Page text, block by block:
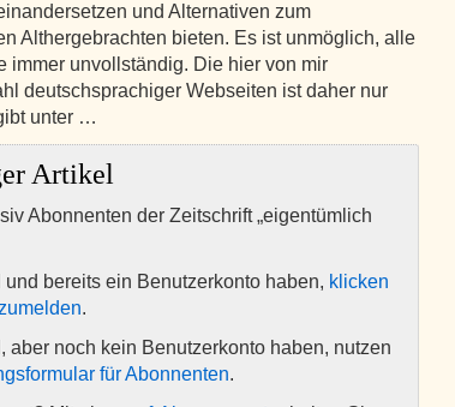
und Alternativen zum
Althergebrachten bieten. Es ist unmöglich, alle
immer unvollständig. Die hier von mir
deutschsprachiger Webseiten ist daher nur
unter …
Artikel
Abonnenten der Zeitschrift „eigentümlich
bereits ein Benutzerkonto haben, klicken
.
aber noch kein Benutzerkonto haben, nutzen
für Abonnenten.